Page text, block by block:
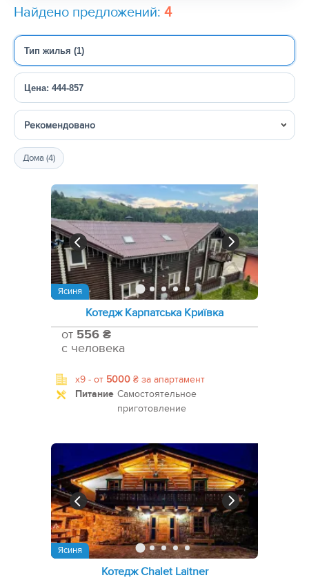
Найдено предложений: 4
Тип жилья (1)
Цена: 444-857
Сортировка
Дома (4)
Ясиня
Котедж Карпатська Криївка
от 556 ₴
с человека
x9 - от 5000 ₴ за апартамент
Питание Самостоятельное
приготовление
Ясиня
Котедж Chalet Laitner